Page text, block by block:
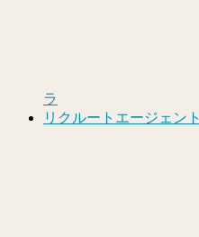
ラ
リクルートエージェント